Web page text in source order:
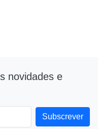
novidades e